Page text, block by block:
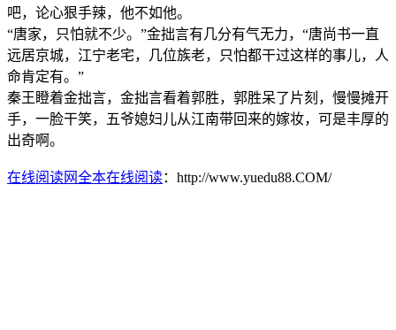
吧，论心狠手辣，他不如他。
“唐家，只怕就不少。”金拙言有几分有气无力，“唐尚书一直
远居京城，江宁老宅，几位族老，只怕都干过这样的事儿，人
命肯定有。”
秦王瞪着金拙言，金拙言看着郭胜，郭胜呆了片刻，慢慢摊开
手，一脸干笑，五爷媳妇儿从江南带回来的嫁妆，可是丰厚的
出奇啊。
在线阅读网全本在线阅读：http://www.yuedu88.COM/